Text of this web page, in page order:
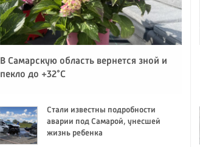
В Самарскую область вернется зной и
пекло до +32°C
Стали известны подробности
аварии под Самарой, унесшей
жизнь ребенка